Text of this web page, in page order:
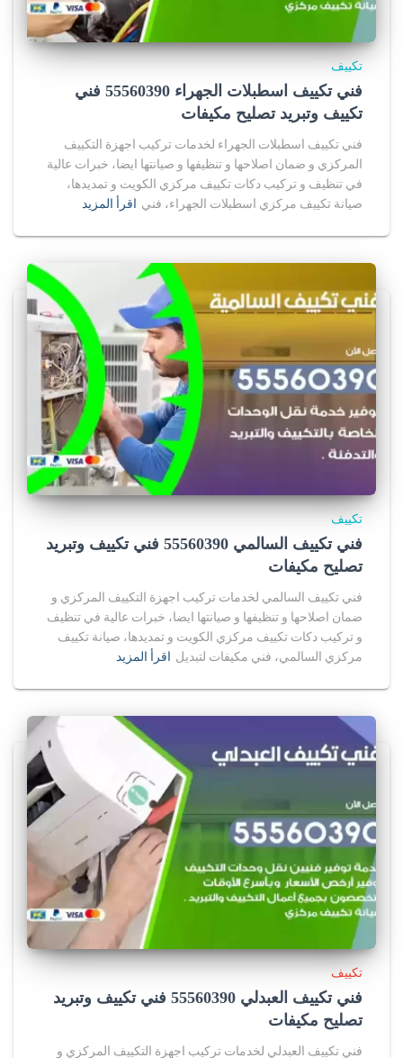
تكييف
فني تكييف اسطبلات الجهراء 55560390 فني
تكييف وتبريد تصليح مكيفات
فني تكييف اسطبلات الجهراء لخدمات تركيب اجهزة التكييف
المركزي و ضمان اصلاحها و تنظيفها و صيانتها ايضا، خبرات عالية
في تنظيف و تركيب دكات تكييف مركزي الكويت و تمديدها،
صيانة تكييف مركزي اسطبلات الجهراء، فني اقرأ المزيد
تكييف
فني تكييف السالمي 55560390 فني تكييف وتبريد
تصليح مكيفات
فني تكييف السالمي لخدمات تركيب اجهزة التكييف المركزي و
ضمان اصلاحها و تنظيفها و صيانتها ايضا، خبرات عالية في تنظيف
و تركيب دكات تكييف مركزي الكويت و تمديدها، صيانة تكييف
مركزي السالمي، فني مكيفات لتبديل اقرأ المزيد
تكييف
فني تكييف العبدلي 55560390 فني تكييف وتبريد
تصليح مكيفات
فني تكييف العبدلي لخدمات تركيب اجهزة التكييف المركزي و